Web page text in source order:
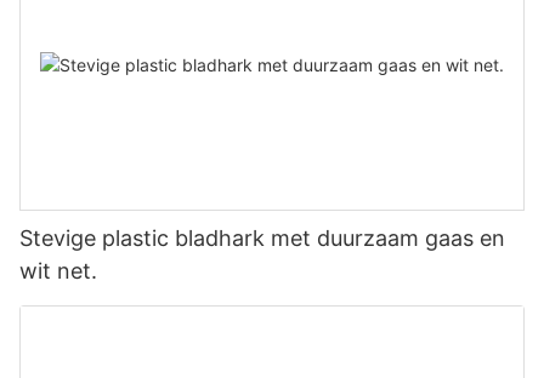
Stevige plastic bladhark met duurzaam gaas en
wit net.